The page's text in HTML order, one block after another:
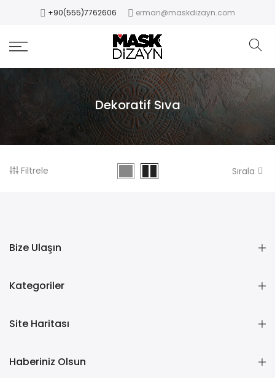
+90(555)7762606 erman@maskdizayn.com
Dekoratif Sıva
Filtrele Sırala
Bize Ulaşın
Kategoriler
Site Haritası
Haberiniz Olsun